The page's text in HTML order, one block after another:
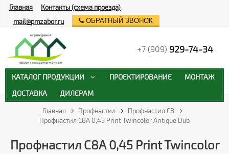
Главная Профнастил
Профнастил С8
Профнастил С8А 0,45 Print Twincolor Antique Dub
Профнастил С8А 0,45 Print Twincolor
Главная
Контакты (схема проезда)
mail@pmzabor.ru
ОБРАТНЫЙ ЗВОНОК
+7 (909) 929-74-34
КАТАЛОГ ПРОДУКЦИИ ПРОЕКТИРОВАНИЕ
МОНТАЖ
ДОСТАВКА
ДИЛЕРАМ